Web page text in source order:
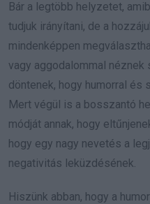
Bár a legtöbb helyzetet,
tudjuk irányítani, de a
mindenképpen
vagy aggodalommal néznek
döntenek, hogy humorral
Mert végül is a bosszantó
módját annak, hogy
hogy egy nagy nevetés a
negativitás leküzdésének.
Hiszünk abban, hogy a